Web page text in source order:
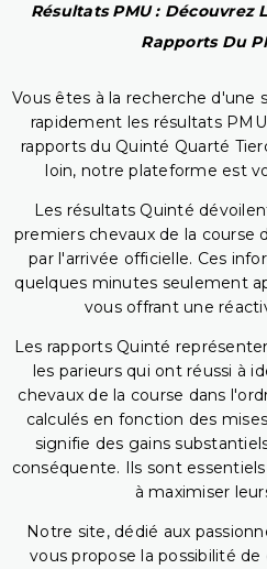
Résultats PMU : Découvrez
Rapports Du
Vous êtes à la recherche d'une
rapidement les résultats
rapports du Quinté Quarté
loin, notre plateforme est
Les résultats Quinté
premiers chevaux de la course
par l'arrivée officielle. Ces
quelques minutes seulement
vous offrant une
Les rapports Quinté
les parieurs qui ont réussi à
chevaux de la course dans
calculés en fonction des
signifie des gains
conséquente. Ils sont
à maximiser
Notre site, dédié aux
vous propose la possibilité